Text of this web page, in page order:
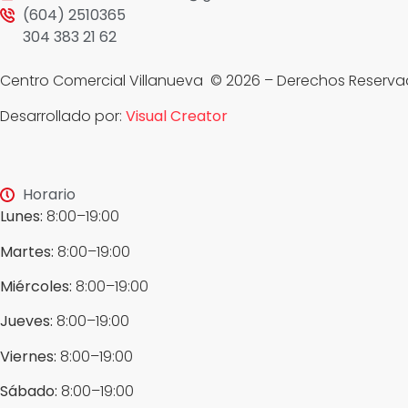
(604) 2510365
304 383 21 62
Centro Comercial Villanueva © 2026 – Derechos
Desarrollado por: Visual Creator
Horario
Lunes: 8:00–19:00
Martes: 8:00–19:00
Miércoles: 8:00–19:00
Jueves: 8:00–19:00
Viernes: 8:00–19:00
Sábado: 8:00–19:00